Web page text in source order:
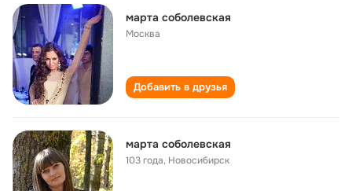
марта соболевская
Москва
Добавить в друзья
марта соболевская
103 года, Новосибирск